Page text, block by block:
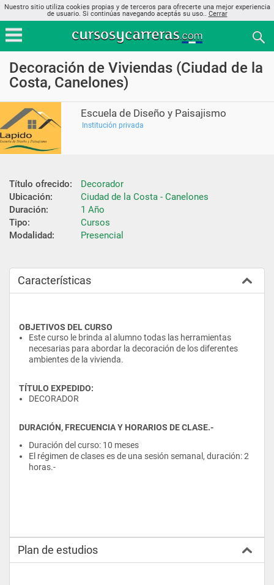
Nuestro sitio utiliza cookies propias y de terceros para ofrecerte una mejor experiencia
de usuario. Si continúas navegando aceptás su uso.. Cerrar
Decoración de Viviendas (Ciudad de la
Costa, Canelones)
Escuela de Diseño y Paisajismo
Institución privada
Título ofrecido:
Decorador
Ubicación:
Ciudad de la Costa - Canelones
Duración:
1 Año
Tipo:
Cursos
Modalidad:
Presencial
Características
OBJETIVOS DEL CURSO
Este curso le brinda al alumno todas las herramientas
necesarias para abordar la decoración de los diferentes
ambientes de la vivienda.
TÍTULO EXPEDIDO:
DECORADOR
DURACIÓN, FRECUENCIA Y HORARIOS DE CLASE.-
Duración del curso: 10 meses
El régimen de clases es de una sesión semanal, duración: 2
horas.-
Plan de estudios